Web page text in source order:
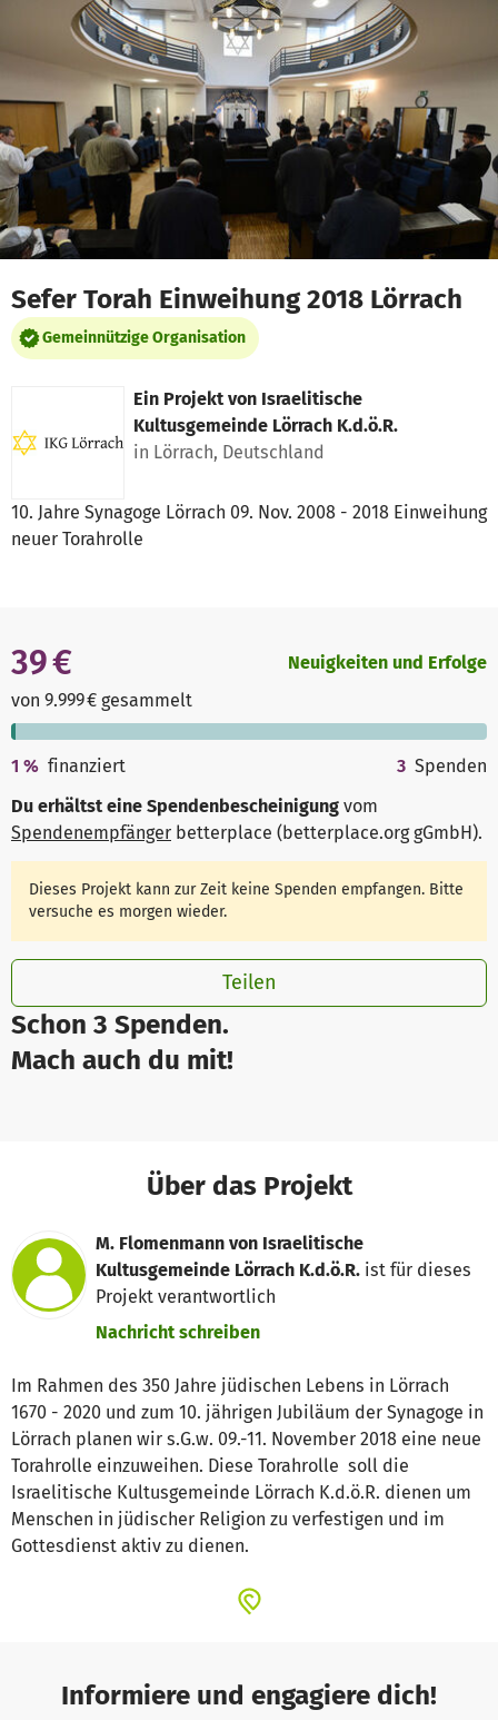
Zum Hauptinhalt springen
Erklärung zur Barrierefreiheit anzeigen
Sefer Torah Einweihung 2018 Lörrach
Gemeinnützige Organisation
Ein Projekt von Israelitische
Kultusgemeinde Lörrach K.d.ö.R.
in Lörrach, Deutschland
10. Jahre Synagoge Lörrach 09. Nov. 2008 - 2018 Einweihung
neuer Torahrolle
Schon 3 Spenden.
Mach auch du mit!
39 €
von 9.999 € gesammelt
Neuigkeiten und Erfolge
1 % finanziert 3 Spenden
Du erhältst eine Spendenbescheinigung vom
Spendenempfänger betterplace (betterplace.org gGmbH).
Dieses Projekt kann zur Zeit keine Spenden empfangen. Bitte
versuche es morgen wieder.
Teilen
Über das Projekt
M. Flomenmann von Israelitische
Kultusgemeinde Lörrach K.d.ö.R. ist für dieses
Projekt verantwortlich
Nachricht schreiben
Im Rahmen des 350 Jahre jüdischen Lebens in Lörrach
1670 - 2020 und zum 10. jährigen Jubiläum der Synagoge in
Lörrach planen wir s.G.w. 09.-11. November 2018 eine neue
Torahrolle einzuweihen. Diese Torahrolle soll die
Israelitische Kultusgemeinde Lörrach K.d.ö.R. dienen um
Menschen in jüdischer Religion zu verfestigen und im
Gottesdienst aktiv zu dienen.
Informiere und engagiere dich!